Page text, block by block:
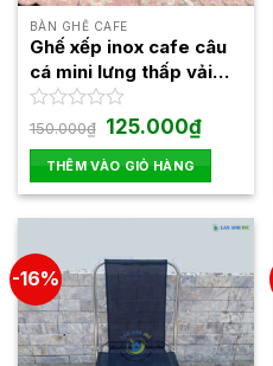
BÀN GHẾ CAFE
Ghế xếp inox cafe câu
cá mini lưng thấp vải
lưới
Được
hạng
0
5
sao
150.000₫ Giá
gốc
là:
150.000₫.
125.000₫Giá
hiện
tại
là:
125.000₫.
THÊM VÀO GIỎ HÀNG
-16%